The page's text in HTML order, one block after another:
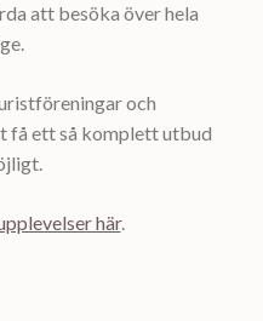
att besöka över hela
och
få ett så komplett utbud
här.